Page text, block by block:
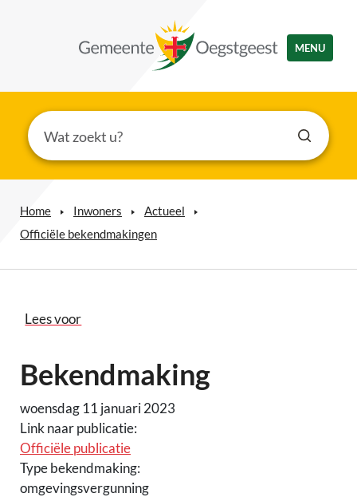
MENU
Home Inwoners
Actueel
Officiële bekendmakingen
Lees voor
Bekendmaking
woensdag 11 januari 2023
Link naar publicatie:
Officiële publicatie
Type bekendmaking:
omgevingsvergunning